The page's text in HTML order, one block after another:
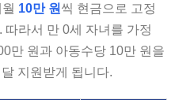
10만 원 씩 현금으로 고정
라서 만 0세 자녀를 가정
만 원과 아동수당 10만 원을
지원받게 됩니다.